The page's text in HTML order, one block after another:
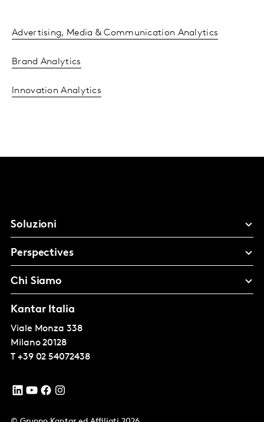
Advertising, Media & Communication Analytics
Brand Analytics
Innovation Analytics
Soluzioni
Perspectives
Chi Siamo
Kantar Italia
Viale Monza 338
Milano 20128
T +39 02 54072438